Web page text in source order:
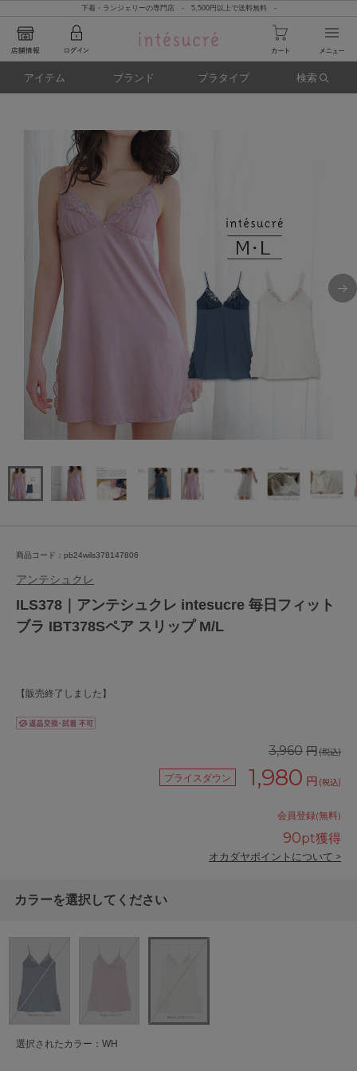
下着・ランジェリーの専門店 - 5,500円以上で送料無料 -
アイテム ブランド ブラタイプ 検索
商品コード：pb24wils378147806
アンテシュクレ
ILS378｜アンテシュクレ intesucre 毎日フィット
ブラ IBT378Sペア スリップ M/L
【販売終了しました】
3,960 円(税込)
プライスダウン 1,980 円 (税込)
会員登録(無料)
90pt獲得
オカダヤポイントについて >
カラーを選択してください
選択されたカラー：WH